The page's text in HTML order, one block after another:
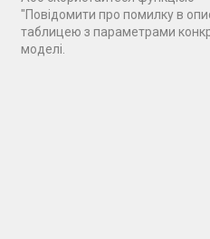
"Повідомити про помилку в
таблицею з параметрами
моделі.